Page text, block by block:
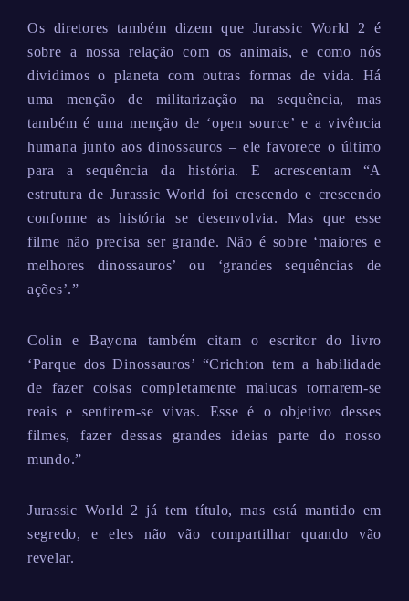
Os diretores também dizem que Jurassic World 2 é
sobre a nossa relação com os animais, e como nós
dividimos o planeta com outras formas de vida. Há
uma menção de militarização na sequência, mas
também é uma menção de ‘open source’ e a vivência
humana junto aos dinossauros – ele favorece o último
para a sequência da história. E acrescentam “A
estrutura de Jurassic World foi crescendo e crescendo
conforme as história se desenvolvia. Mas que esse
filme não precisa ser grande. Não é sobre ‘maiores e
melhores dinossauros’ ou ‘grandes sequências de
ações’.”
Colin e Bayona também citam o escritor do livro
‘Parque dos Dinossauros’ “Crichton tem a habilidade
de fazer coisas completamente malucas tornarem-se
reais e sentirem-se vivas. Esse é o objetivo desses
filmes, fazer dessas grandes ideias parte do nosso
mundo.”
Jurassic World 2 já tem título, mas está mantido em
segredo, e eles não vão compartilhar quando vão
revelar.